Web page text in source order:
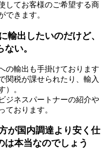
してお客様のご希望する商
できます。
輸出したいのだけど、
い。
の輸出も手掛けております
関税が課せられたり、輸入
）。
ジネスパートナーの紹介や
ております。
が国内調達より安く仕
は本当なのでしょう